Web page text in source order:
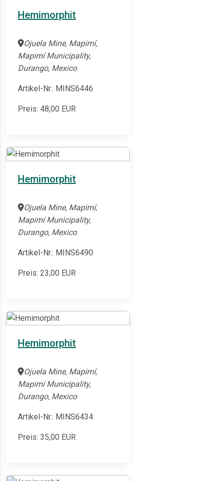
Hemimorphit
Ojuela Mine, Mapimí,
Mapimí Municipality,
Durango, Mexico
Artikel-Nr.: MINS6446
Preis: 48,00 EUR
Hemimorphit
Ojuela Mine, Mapimí,
Mapimí Municipality,
Durango, Mexico
Artikel-Nr.: MINS6490
Preis: 23,00 EUR
Hemimorphit
Ojuela Mine, Mapimí,
Mapimí Municipality,
Durango, Mexico
Artikel-Nr.: MINS6434
Preis: 35,00 EUR